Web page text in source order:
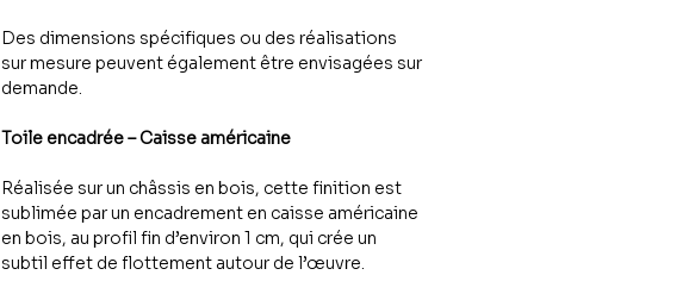
Des dimensions spécifiques ou des réalisations
sur mesure peuvent également être envisagées sur
demande.
Toile encadrée – Caisse américaine
Réalisée sur un châssis en bois, cette finition est
sublimée par un encadrement en caisse américaine
en bois, au profil fin d’environ 1 cm, qui crée un
subtil effet de flottement autour de l’œuvre.